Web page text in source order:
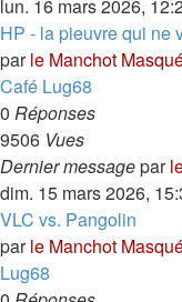
lun. 16 mars 2026,
HP - la pieuvre qui ne
parle Manchot
Café Lug68
0 Réponses
9506 Vues
Dernier messagepar
dim. 15 mars 2026,
VLC vs. Pangolin
parle Manchot
Lug68